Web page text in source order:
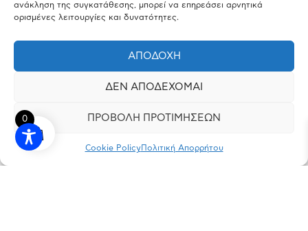
ανάκληση της συγκατάθεσης, μπορεί να επηρεάσει αρνητικά
ορισμένες λειτουργίες και δυνατότητες.
ΑΠΟΔΟΧΉ
ΔΕΝ ΑΠΟΔΈΧΟΜΑΙ
ΠΡΟΒΟΛΉ ΠΡΟΤΙΜΉΣΕΩΝ
Cookie PolicyΠολιτική Απορρήτου
0